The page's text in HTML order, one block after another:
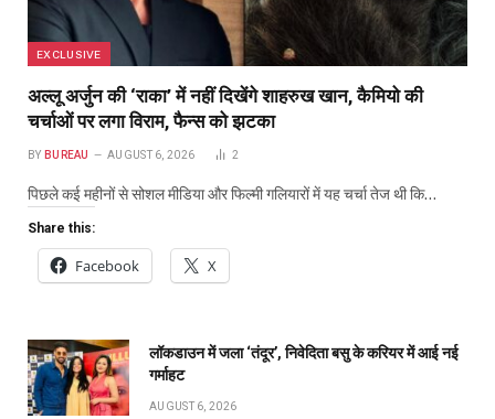
EXCLUSIVE
अल्लू अर्जुन की ‘राका’ में नहीं दिखेंगे शाहरुख खान, कैमियो की
चर्चाओं पर लगा विराम, फैन्स को झटका
BY BUREAU AUGUST 6, 2026 2
पिछले कई महीनों से सोशल मीडिया और फिल्मी गलियारों में यह चर्चा तेज थी कि…
Share this:
Facebook X
लॉकडाउन में जला ‘तंदूर’, निवेदिता बसु के करियर में आई नई
गर्माहट
AUGUST 6, 2026